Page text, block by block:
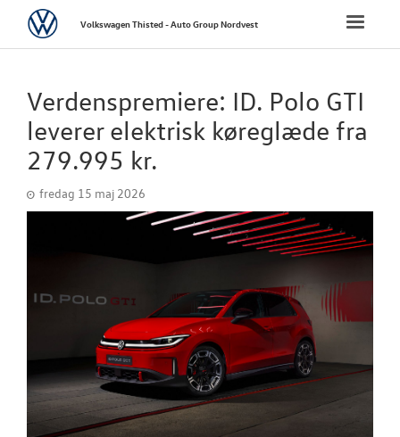
NYE
BRUGTE BILER
VÆRKSTED
TILBEHØR
RESERVEDELE
NYHEDER
Toggle
VolkswagenVolkswagen Thisted - Auto Group Nordvest
Verdenspremiere: ID. Polo GTI
leverer elektrisk køreglæde fra
279.995 kr.
fredag 15 maj 2026